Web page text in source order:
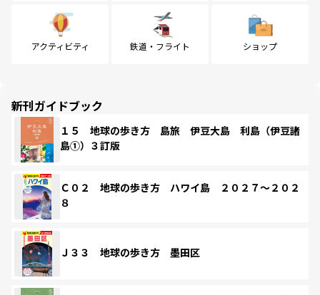
アクティビティ 鉄道・フライト ショップ
新刊ガイドブック
１５ 地球の歩き方 島旅 伊豆大島 利島（伊豆諸
島①）３訂版
Ｃ０２ 地球の歩き方 ハワイ島 ２０２７～２０２
８
Ｊ３３ 地球の歩き方 墨田区